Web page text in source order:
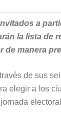
a
la lista de
de manera
de sus
elegir a los